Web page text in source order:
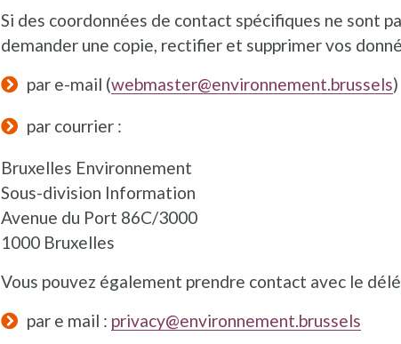
Si des coordonnées de contact spécifiques ne sont
demander une copie, rectifier et supprimer vos
par e-mail (webmaster@environnement.brussels)
par courrier :
Bruxelles Environnement
Sous-division Information
Avenue du Port 86C/3000
1000 Bruxelles
Vous pouvez également prendre contact avec le
par e mail : privacy@environnement.brussels